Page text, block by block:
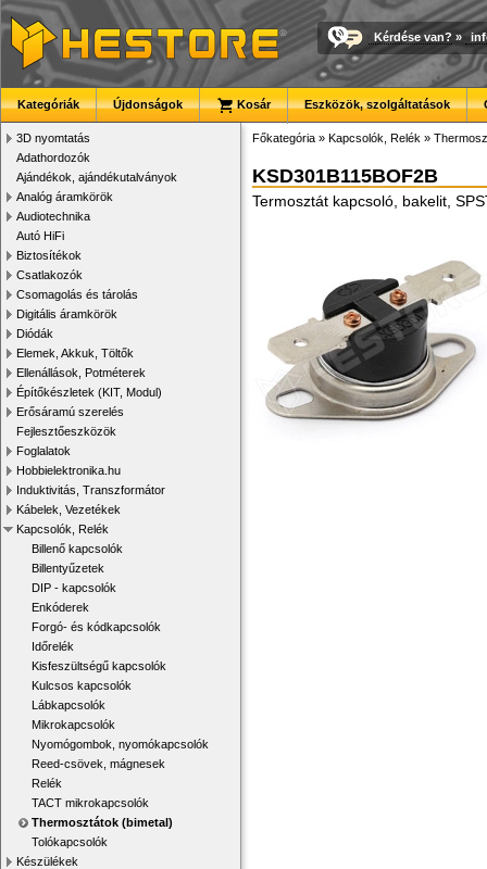
Kérdése van? »
Kategóriák Újdonságok Kosár Eszközök, szolgáltatások
3D nyomtatás
Adathordozók
Ajándékok, ajándékutalványok
Analóg áramkörök
Audiotechnika
Autó HiFi
Biztosítékok
Csatlakozók
Csomagolás és tárolás
Digitális áramkörök
Diódák
Elemek, Akkuk, Töltők
Ellenállások, Potméterek
Építőkészletek (KIT, Modul)
Erősáramú szerelés
Fejlesztőeszközök
Foglalatok
Hobbielektronika.hu
Induktivitás, Transzformátor
Kábelek, Vezetékek
Kapcsolók, Relék
Billenő kapcsolók
Billentyűzetek
DIP - kapcsolók
Enkóderek
Forgó- és kódkapcsolók
Időrelék
Kisfeszültségű kapcsolók
Kulcsos kapcsolók
Lábkapcsolók
Mikrokapcsolók
Nyomógombok, nyomókapcsolók
Reed-csövek, mágnesek
Relék
TACT mikrokapcsolók
Thermosztátok (bimetal)
Tolókapcsolók
Készülékek
Főkategória » Kapcsolók, Relék »
KSD301B115BOF2B
Termosztát kapcsoló, bakelit,